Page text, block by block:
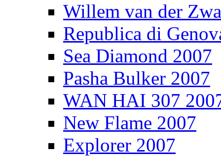
Willem van der
Republica di
Sea Diamond 2007
Pasha Bulker 2007
WAN HAI 307
New Flame 2007
Explorer 2007